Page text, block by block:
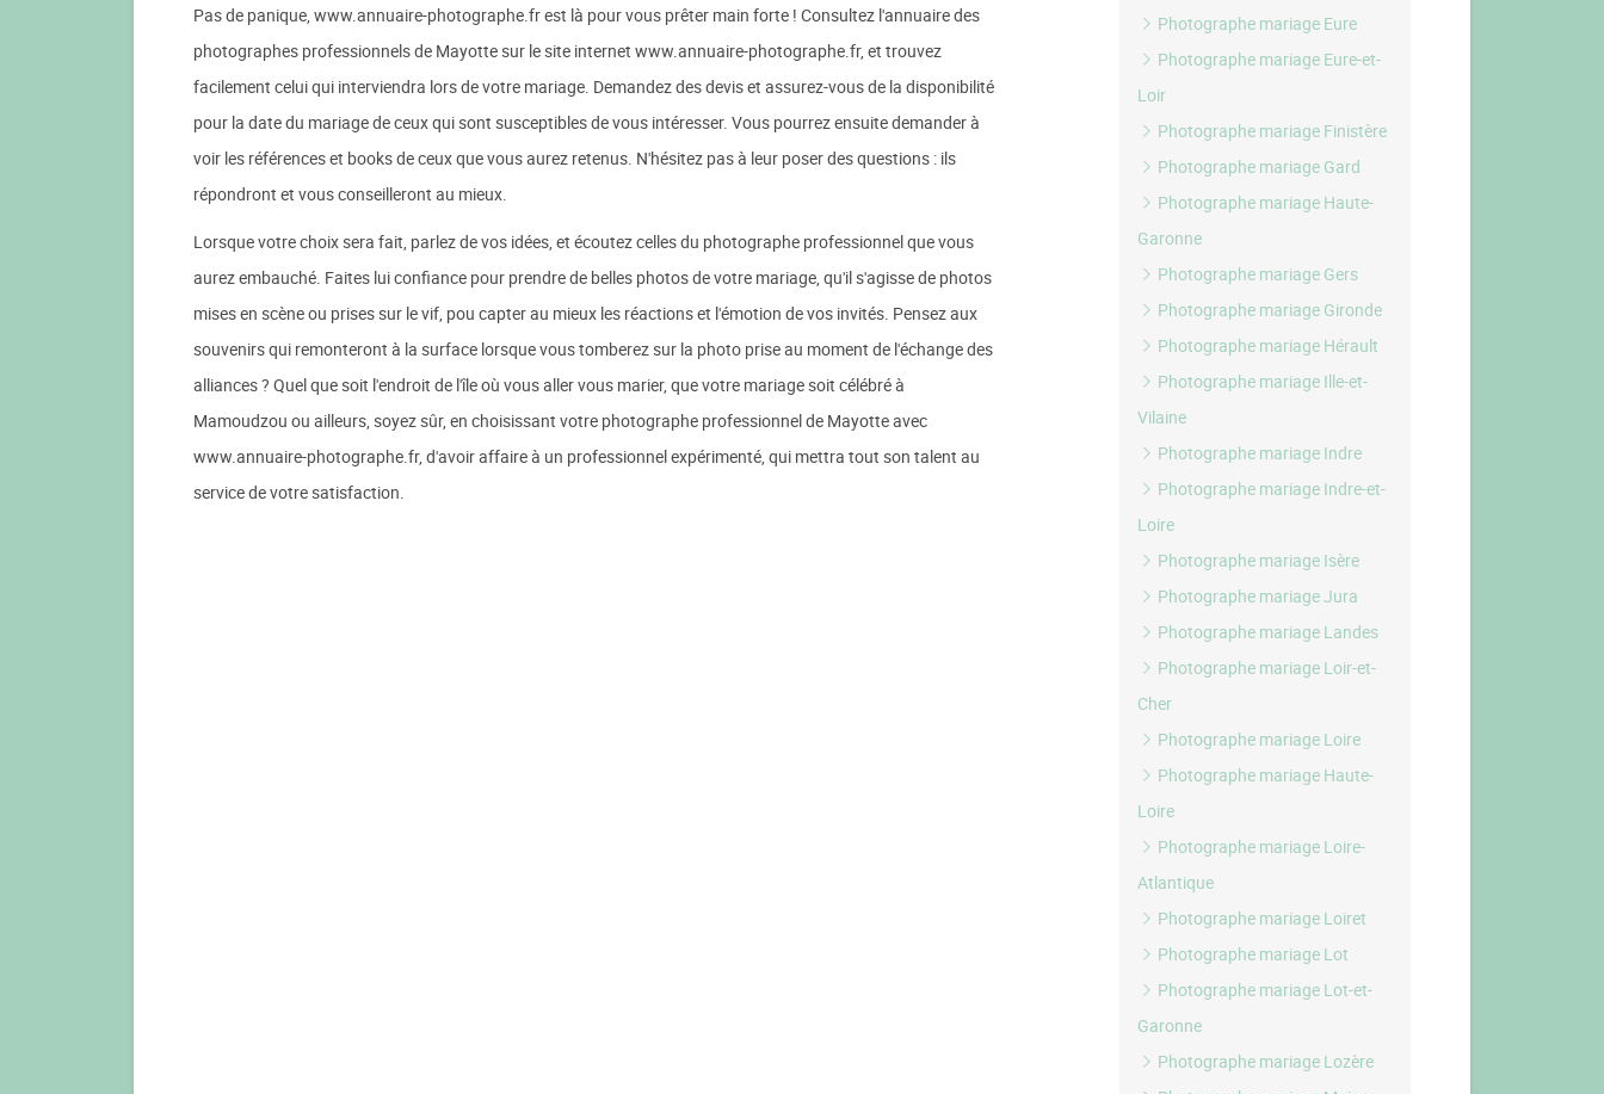
Pas de panique, www.annuaire-photographe.fr est là pour vous prêter main forte ! Consultez l'annuaire des
photographes professionnels de Mayotte sur le site internet www.annuaire-photographe.fr, et trouvez
facilement celui qui interviendra lors de votre mariage. Demandez des devis et assurez-vous de la disponibilité
pour la date du mariage de ceux qui sont susceptibles de vous intéresser. Vous pourrez ensuite demander à
voir les références et books de ceux que vous aurez retenus. N'hésitez pas à leur poser des questions : ils
répondront et vous conseilleront au mieux.
Lorsque votre choix sera fait, parlez de vos idées, et écoutez celles du photographe professionnel que vous
aurez embauché. Faites lui confiance pour prendre de belles photos de votre mariage, qu'il s'agisse de photos
mises en scène ou prises sur le vif, pou capter au mieux les réactions et l'émotion de vos invités. Pensez aux
souvenirs qui remonteront à la surface lorsque vous tomberez sur la photo prise au moment de l'échange des
alliances ? Quel que soit l'endroit de l'île où vous aller vous marier, que votre mariage soit célébré à
Mamoudzou ou ailleurs, soyez sûr, en choisissant votre photographe professionnel de Mayotte avec
www.annuaire-photographe.fr, d'avoir affaire à un professionnel expérimenté, qui mettra tout son talent au
service de votre satisfaction.
Photographe mariage Eure
Photographe mariage Eure-et-
Loir
Photographe mariage Finistère
Photographe mariage Gard
Photographe mariage Haute-
Garonne
Photographe mariage Gers
Photographe mariage Gironde
Photographe mariage Hérault
Photographe mariage Ille-et-
Vilaine
Photographe mariage Indre
Photographe mariage Indre-et-
Loire
Photographe mariage Isère
Photographe mariage Jura
Photographe mariage Landes
Photographe mariage Loir-et-
Cher
Photographe mariage Loire
Photographe mariage Haute-
Loire
Photographe mariage Loire-
Atlantique
Photographe mariage Loiret
Photographe mariage Lot
Photographe mariage Lot-et-
Garonne
Photographe mariage Lozère